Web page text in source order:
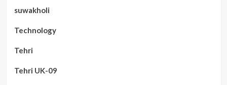
suwakholi
Technology
Tehri
Tehri UK-09